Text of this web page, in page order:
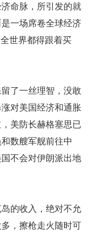
命脉，所引发的就
一场席卷全球经济
世界都得跟着买
了一丝理智，没敢
对美国经济和通胀
美防长赫格塞思已
数艘军舰前往中
不会对伊朗派出地
的收入，绝对不允
，擦枪走火随时可